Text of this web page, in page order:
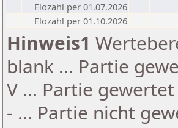
Elozahl per 01.07.2026
Elozahl per 01.10.2026
Hinweis1
blank ... Partie
V ... Partie
- ... Partie nicht